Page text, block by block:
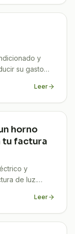
y
su gasto
Leer
horno
tu factura
y
de luz.
Leer